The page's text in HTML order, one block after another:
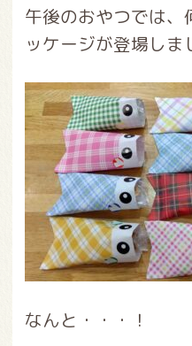
午後のおやつでは、
ッケージが登場しま
なんと・・・！